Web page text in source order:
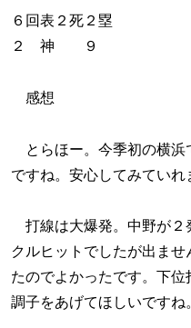
６回表２死２
２ 神 ９
感想
とらほー。今季初の横浜
ですね。安心してみていれ
打線は大爆発。中野が２
クルヒットでしたが出ま
たのでよかったです。下
調子をあげてほしいですね